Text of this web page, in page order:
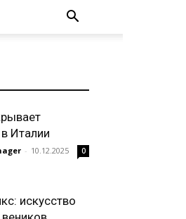
Италии
- 10.12.2025 0
искусство